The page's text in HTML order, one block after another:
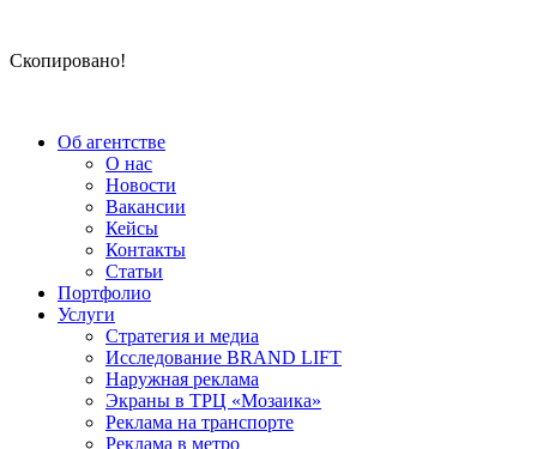
Скопировано!
Об агентстве
О нас
Новости
Вакансии
Кейсы
Контакты
Статьи
Портфолио
Услуги
Стратегия и медиа
Исследование BRAND LIFT
Наружная реклама
Экраны в ТРЦ «Мозаика»
Реклама на транспорте
Реклама в метро